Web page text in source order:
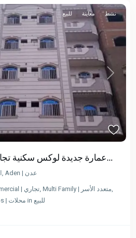
Next
للبيع معاينة نشط
عمارة جديدة لوكس سكنية تجارية في الكثيري – خ...
Aden | عدن
Commercial | تجاري Multi Family | متعدد الأسر
Shops | محلات in للبيع